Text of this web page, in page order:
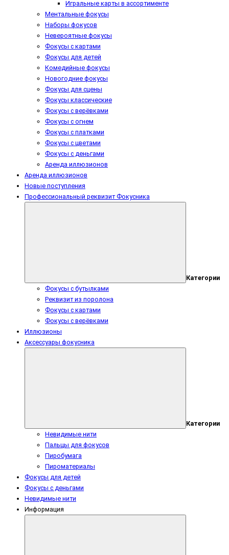
Игральные карты в ассортименте
Ментальные фокусы
Наборы фокусов
Невероятные фокусы
Фокусы с картами
Фокусы для детей
Комедийные фокусы
Новогодние фокусы
Фокусы для сцены
Фокусы классические
Фокусы с верёвками
Фокусы с огнем
Фокусы с платками
Фокусы с цветами
Фокусы с деньгами
Аренда иллюзионов
Аренда иллюзионов
Новые поступления
Профессиональный реквизит Фокусника
Категории
Фокусы с бутылками
Реквизит из поролона
Фокусы с картами
Фокусы с верёвками
Иллюзионы
Аксессуары фокусника
Категории
Невидимые нити
Пальцы для фокусов
Пиробумага
Пироматериалы
Фокусы для детей
Фокусы с деньгами
Невидимые нити
Информация